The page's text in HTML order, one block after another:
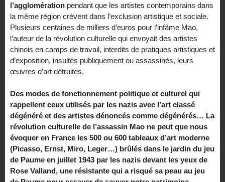
l’agglomération pendant que les artistes contemporains dans
la même région crèvent dans l’exclusion artistique et sociale.
Plusieurs centaines de milliers d’euros pour l’infâme Mao,
l’auteur de la révolution culturelle qui envoyait des artistes
chinois en camps de travail, interdits de pratiques artistiques et
d’exposition, insultés publiquement ou assassinés, leurs
œuvres d’art détruites.
Des modes de fonctionnement politique et culturel qui
rappellent ceux utilisés par les nazis avec l’art classé
dégénéré et des artistes dénoncés comme dégénérés… La
révolution culturelle de l’assassin Mao ne peut que nous
évoquer en France les 500 ou 600 tableaux d’art moderne
(Picasso, Ernst, Miro, Leger…) brûlés dans le jardin du jeu
de Paume en juillet 1943 par les nazis devant les yeux de
Rose Valland, une résistante qui a risqué sa peau au jeu